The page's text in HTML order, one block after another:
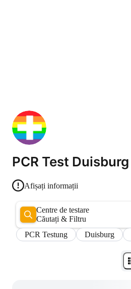
PCR Test Duisburg
Afișați informații
Centre de testare
Căutați & Filtru
PCR Testung
Duisburg